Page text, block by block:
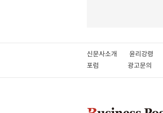
신문사소개 윤리강령
포럼
광고문의